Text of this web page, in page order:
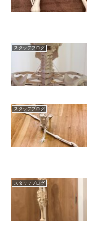
スタッフブログ
スタッフブログ
スタッフブログ